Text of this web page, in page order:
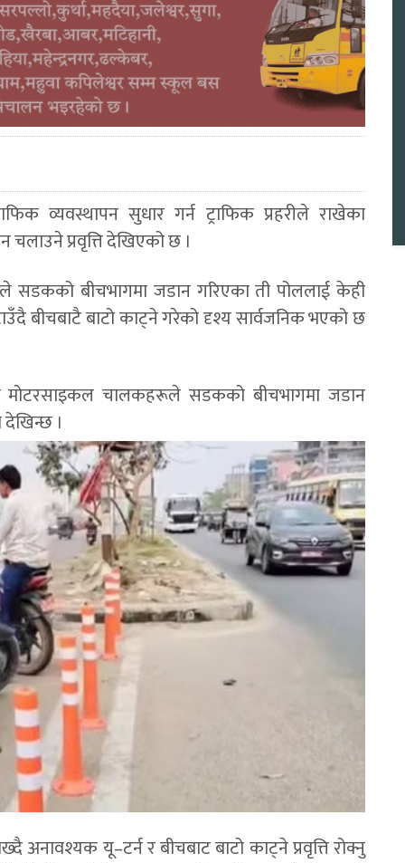
व्यवस्थापन सुधार गर्न ट्राफिक प्रहरीले राखेका
चलाउने प्रवृत्ति देखिएको छ ।
सडकको बीचभागमा जडान गरिएका ती पोललाई केही
बीचबाटै बाटो काट्ने गरेको दृश्य सार्वजनिक भएको छ
मोटरसाइकल चालकहरूले सडकको बीचभागमा जडान
।
अनावश्यक यू–टर्न र बीचबाट बाटो काट्ने प्रवृत्ति रोक्नु